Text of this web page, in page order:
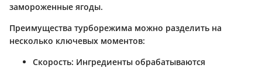
замороженные ягоды.
Преимущества турборежима можно разделить на
несколько ключевых моментов:
Скорость: Ингредиенты обрабатываются